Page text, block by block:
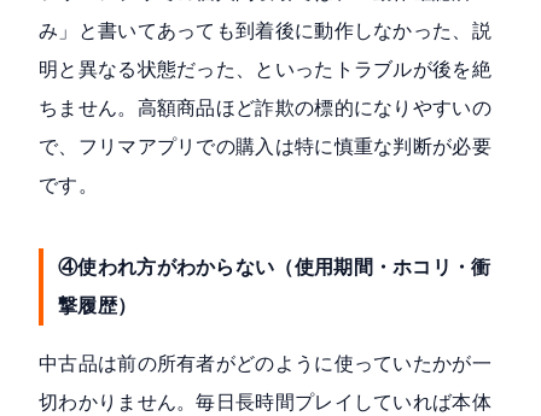
み」と書いてあっても到着後に動作しなかった、説
明と異なる状態だった、といったトラブルが後を絶
ちません。高額商品ほど詐欺の標的になりやすいの
で、フリマアプリでの購入は特に慎重な判断が必要
です。
④使われ方がわからない（使用期間・ホコリ・衝
撃履歴）
中古品は前の所有者がどのように使っていたかが一
切わかりません。毎日長時間プレイしていれば本体